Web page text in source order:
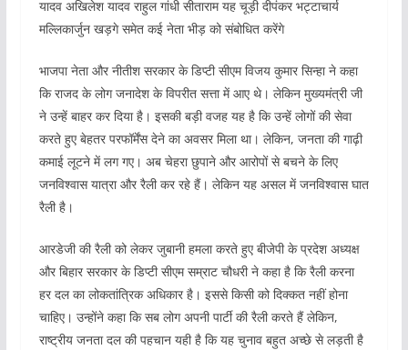
यादव अखिलेश यादव राहुल गांधी सीताराम यह चूड़ी दीपंकर भट्टाचार्य
मल्लिकार्जुन खड़गे समेत कई नेता भीड़ को संबोधित करेंगे
भाजपा नेता और नीतीश सरकार के डिप्टी सीएम विजय कुमार सिन्हा ने कहा
कि राजद के लोग जनादेश के विपरीत सत्ता में आए थे। लेकिन मुख्यमंत्री जी
ने उन्हें बाहर कर दिया है। इसकी बड़ी वजह यह है कि उन्हें लोगों की सेवा
करते हुए बेहतर परफॉर्मेंस देने का अवसर मिला था। लेकिन, जनता की गाढ़ी
कमाई लूटने में लग गए। अब चेहरा छुपाने और आरोपों से बचने के लिए
जनविश्वास यात्रा और रैली कर रहे हैं। लेकिन यह असल में जनविश्वास घात
रैली है।
आरडेजी की रैली को लेकर जुबानी हमला करते हुए बीजेपी के प्रदेश अध्यक्ष
और बिहार सरकार के डिप्टी सीएम सम्राट चौधरी ने कहा है कि रैली करना
हर दल का लोकतांत्रिक अधिकार है। इससे किसी को दिक्कत नहीं होना
चाहिए। उन्होंने कहा कि सब लोग अपनी पार्टी की रैली करते हैं लेकिन,
राष्ट्रीय जनता दल की पहचान यही है कि यह चुनाव बहुत अच्छे से लड़ती है